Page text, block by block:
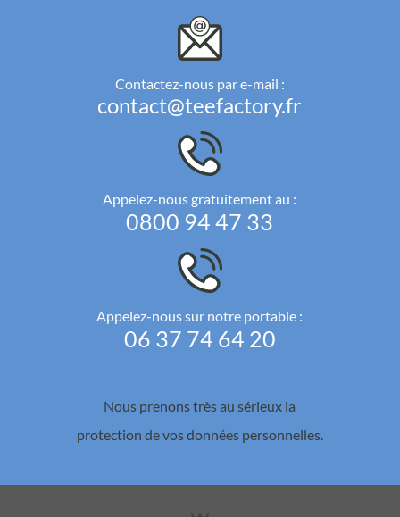
Contactez-nous par e-mail :
contact@teefactory.fr
Appelez-nous gratuitement au :
0800 94 47 33
Appelez-nous sur notre portable :
06 37 74 64 20
Nous prenons très au sérieux la
protection de vos données personnelles.